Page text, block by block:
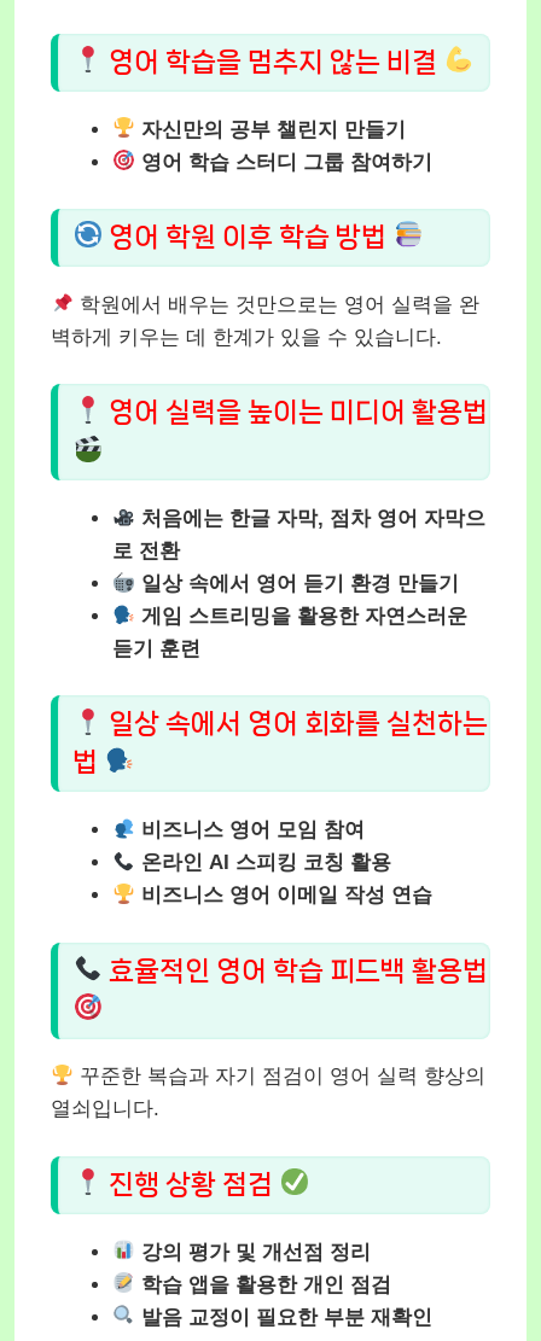
영어 학습을 멈추지 않는 비결
자신만의 공부 챌린지 만들기
영어 학습 스터디 그룹 참여하기
영어 학원 이후 학습 방법
학원에서 배우는 것만으로는 영어 실력을 완
벽하게 키우는 데 한계가 있을 수 있습니다.
영어 실력을 높이는 미디어 활용법
처음에는 한글 자막, 점차 영어 자막으
로 전환
일상 속에서 영어 듣기 환경 만들기
게임 스트리밍을 활용한 자연스러운
듣기 훈련
일상 속에서 영어 회화를 실천하는
법
비즈니스 영어 모임 참여
온라인 AI 스피킹 코칭 활용
비즈니스 영어 이메일 작성 연습
효율적인 영어 학습 피드백 활용법
꾸준한 복습과 자기 점검이 영어 실력 향상의
열쇠입니다.
진행 상황 점검
강의 평가 및 개선점 정리
학습 앱을 활용한 개인 점검
발음 교정이 필요한 부분 재확인